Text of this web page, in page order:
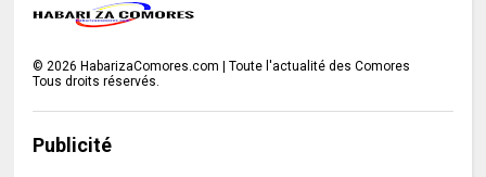
©2026 HabarizaComores.com | Toute l'actualité des Comores
Tous droits réservés.
Publicité